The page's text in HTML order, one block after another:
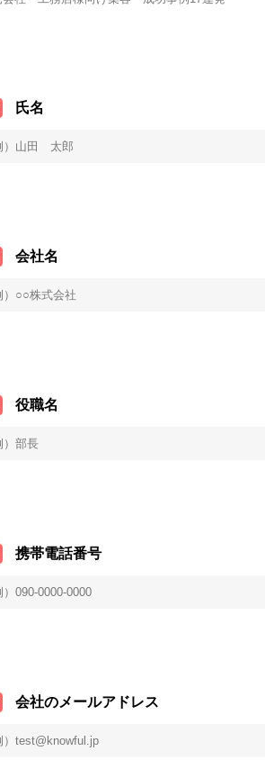
氏名
会社名
役職名
携帯電話番号
会社のメールアドレス